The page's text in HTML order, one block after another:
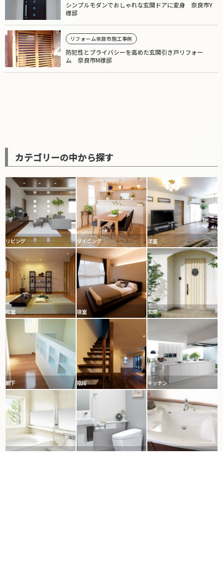
シンプルモダンでおしゃれな玄関ドアに変身 奈良市Y
様邸
リフォーム奈良市施工事例
防犯性とプライバシーを高めた玄関引き戸リフォー
ム 奈良市M様邸
カテゴリーの中から探す
リビング ダイニング 洋室
和室 寝室 玄関
廊下 階段 キッチン
風呂 トイレ 洗面